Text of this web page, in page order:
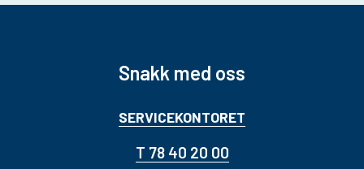
Snakk med oss
SERVICEKONTORET
T 78 40 20 00